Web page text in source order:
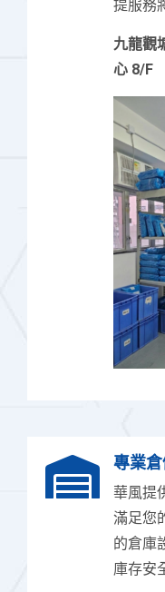
提服務
九龍觀
心 8/F
專業
華風提
滿足您
的倉庫
庫存安